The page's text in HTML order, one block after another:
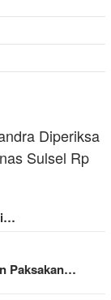
Paksakan…